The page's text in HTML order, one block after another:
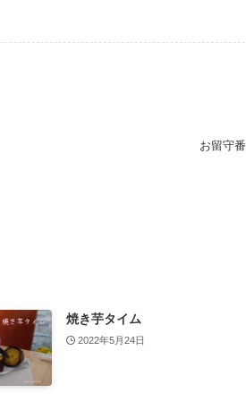
お留守番
焼き芋タイム
2022年5月24日